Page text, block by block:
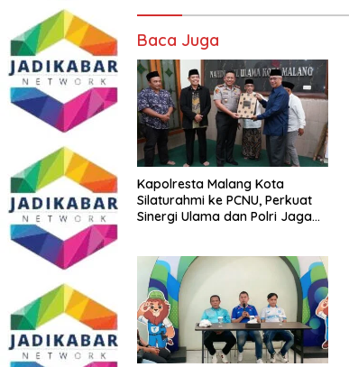
Baca Juga
Kapolresta Malang Kota
Silaturahmi ke PCNU, Perkuat
Sinergi Ulama dan Polri Jaga